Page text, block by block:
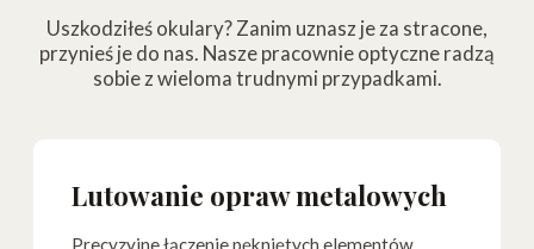
Uszkodziłeś okulary? Zanim uznasz je za stracone,
przynieś je do nas. Nasze pracownie optyczne radzą
sobie z wieloma trudnymi przypadkami.
Lutowanie opraw metalowych
Precyzyjne łączenie pękniętych elementów,